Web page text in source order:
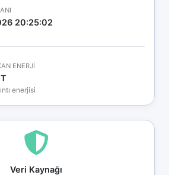
20:25:02
ENERJİ
enerjisi
Veri Kaynağı